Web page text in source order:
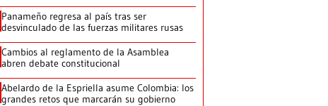
Panameño regresa al país tras ser
desvinculado de las fuerzas militares rusas
Cambios al reglamento de la Asamblea
abren debate constitucional
Abelardo de la Espriella asume Colombia: los
grandes retos que marcarán su gobierno